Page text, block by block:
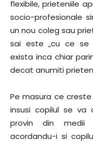
flexibile, prieteniile
socio-profesionale
un nou coleg sau
sai este „cu ce se
exista inca chiar
decat anumiti
Pe masura ce
insusi copilul se
provin din medii
acordandu-i si